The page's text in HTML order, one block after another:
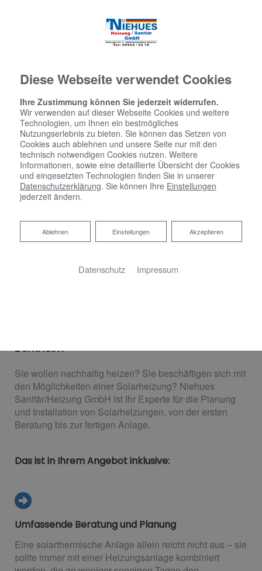
Bentheim
Sie wollen nachhaltig heizen? Sie beschäftigen sich mit
den Möglichkeiten einer Solarheizung? Niehues
Sanitär/Heizung GmbH ist Ihr Experte für die Planung
und Installation von Solarheizungen, von der ersten
Beratung bis zur fertigen Anlage.
Das ist in Ihrem Angebot inklusive:
Umfassende Beratung und Planung
Eine solarthermische Anlage allein reicht nicht aus – sie
sollte immer mit einer Heizungsanlage kombiniert
Diese Webseite verwendet Cookies
Ihre Zustimmung können Sie jederzeit widerrufen.
Wir verwenden auf dieser Webseite Cookies und weitere
Technologien, um Ihnen ein bestmögliches
Nutzungserlebnis zu bieten. Sie können das Setzen von
Cookies auch ablehnen und unsere Seite nur mit den
technisch notwendigen Cookies nutzen. Weitere
Informationen, sowie eine detaillierte Übersicht der Cookies
und eingesetzten Technologien finden Sie in unserer
Datenschutzerklärung. Sie können Ihre Einstellungen
jederzeit ändern.
Akzeptieren
Einstellungen
Ablehnen
Ablehnen
Datenschutz Impressum